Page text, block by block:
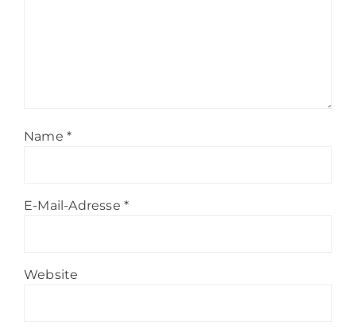
Name *
E-Mail-Adresse *
Website